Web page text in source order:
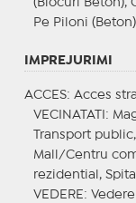
(Blocuri Beton),
Pe Piloni (Beton)
IMPREJURIMI
ACCES: Acces
VECINATATI :
Transport
Mall/Centru
rezidential,
VEDERE :